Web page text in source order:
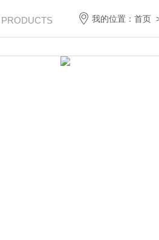
我的位置： 首页